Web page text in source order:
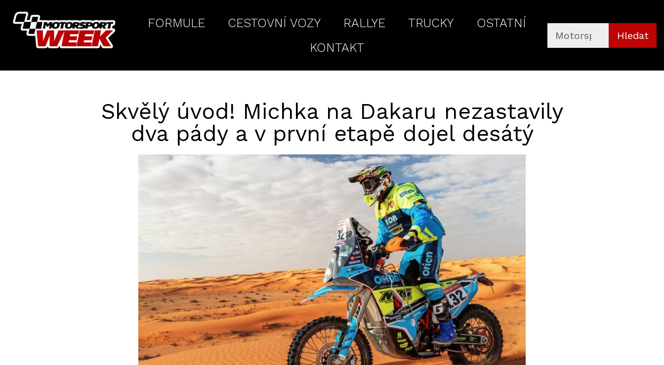
FORMULE CESTOVNÍ VOZY RALLYE TRUCKY
OSTATNÍ
KONTAKT
Hledat
Skvělý úvod! Michka na Dakaru nezastavily
dva pády a v první etapě dojel desátý